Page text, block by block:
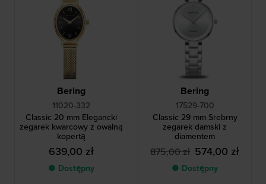
Bering
11020-332
Classic 20 mm Elegancki
zegarek kwarcowy z owalną
kopertą
639,00 zł
● Dostępny
Bering
17529-700
Classic 29 mm Srebrny
zegarek damski z
diamentem
875,00 zł 574,00 zł
● Dostępny